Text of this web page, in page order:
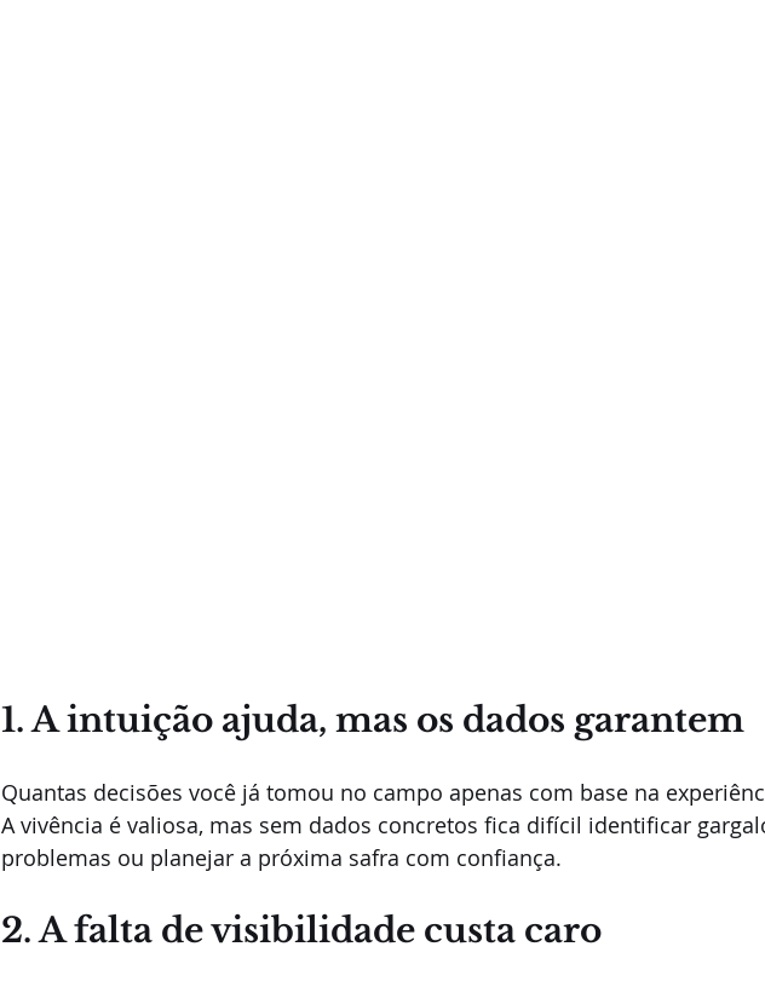
1. A intuição ajuda, mas os dados garantem
Quantas decisões você já tomou no campo apenas com base na
A vivência é valiosa, mas sem dados concretos fica difícil identificar
problemas ou planejar a próxima safra com confiança.
2. A falta de visibilidade custa caro